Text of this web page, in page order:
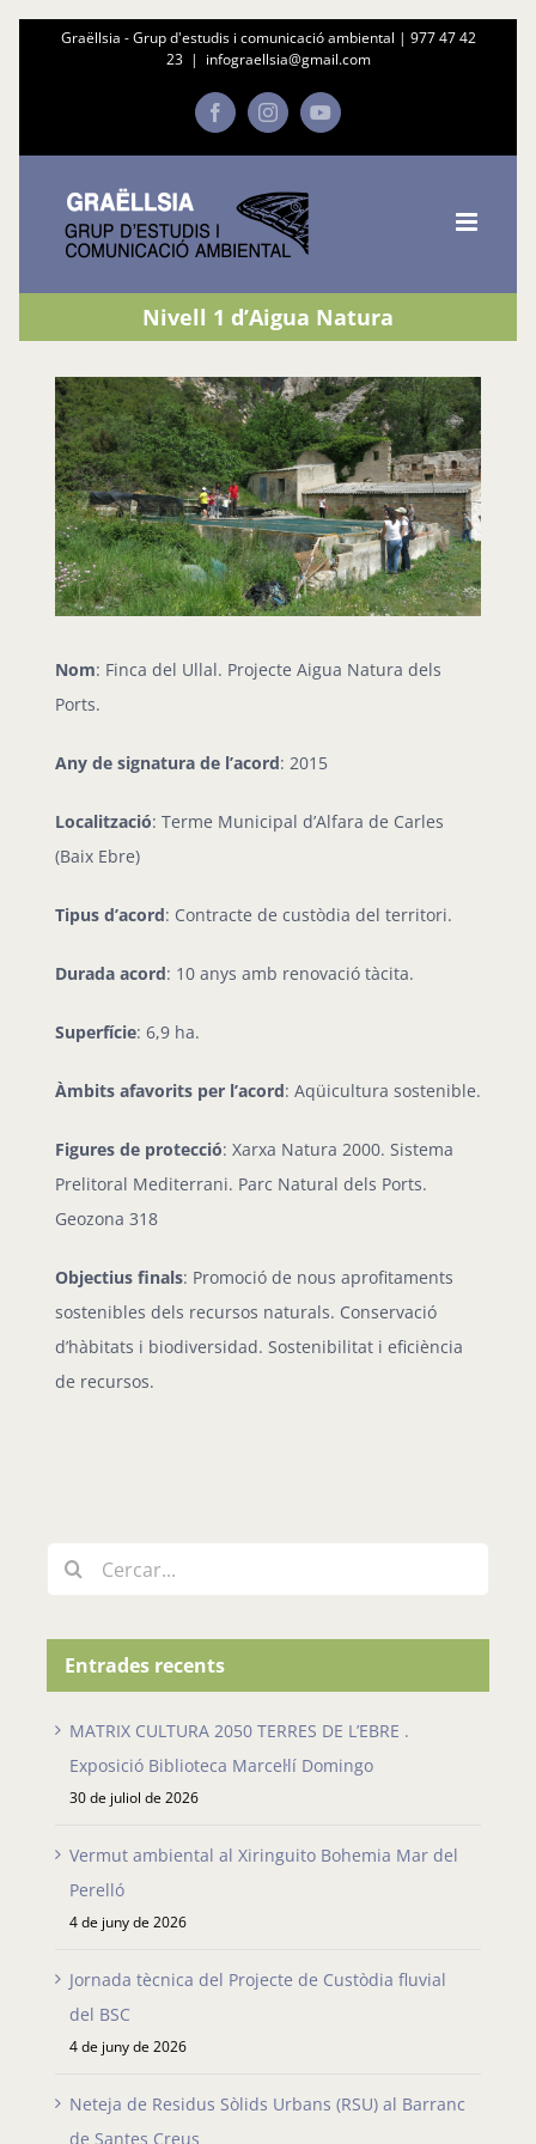
Graëllsia - Grup d'estudis i comunicació ambiental | 977 47 42
23 | infograellsia@gmail.com
FacebookInstagramYouTube
Nivell 1 d’Aigua Natura
Nom: Finca del Ullal. Projecte Aigua Natura dels
Ports.
Any de signatura de l’acord: 2015
Localització: Terme Municipal d’Alfara de Carles
(Baix Ebre)
Tipus d’acord: Contracte de custòdia del territori.
Durada acord: 10 anys amb renovació tàcita.
Superfície: 6,9 ha.
Àmbits afavorits per l’acord: Aqüicultura sostenible.
Figures de protecció: Xarxa Natura 2000. Sistema
Prelitoral Mediterrani. Parc Natural dels Ports.
Geozona 318
Objectius finals: Promoció de nous aprofitaments
sostenibles dels recursos naturals. Conservació
d’hàbitats i biodiversidad. Sostenibilitat i eficiència
de recursos.
Cerca
Entrades recents
MATRIX CULTURA 2050 TERRES DE L’EBRE .
Exposició Biblioteca Marcel·lí Domingo
30 de juliol de 2026
Vermut ambiental al Xiringuito Bohemia Mar del
Perelló
4 de juny de 2026
Jornada tècnica del Projecte de Custòdia fluvial
del BSC
4 de juny de 2026
Neteja de Residus Sòlids Urbans (RSU) al Barranc
de Santes Creus